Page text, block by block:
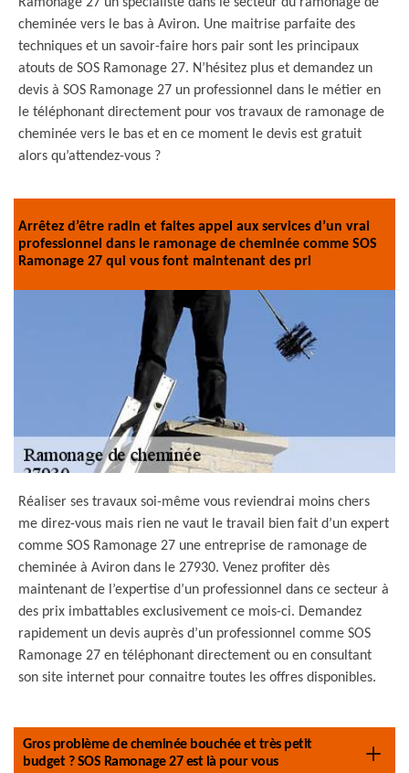
cheminée vers le bas à Aviron. Une maitrise parfaite des
techniques et un savoir-faire hors pair sont les principaux
atouts de SOS Ramonage 27. N’hésitez plus et demandez un
devis à SOS Ramonage 27 un professionnel dans le métier en
le téléphonant directement pour vos travaux de ramonage de
cheminée vers le bas et en ce moment le devis est gratuit
alors qu’attendez-vous ?
Arrêtez d’être radin et faites appel aux services d’un vrai
professionnel dans le ramonage de cheminée comme SOS
Ramonage 27 qui vous font maintenant des pri
Réaliser ses travaux soi-même vous reviendrai moins chers
me direz-vous mais rien ne vaut le travail bien fait d’un expert
comme SOS Ramonage 27 une entreprise de ramonage de
cheminée à Aviron dans le 27930. Venez profiter dès
maintenant de l’expertise d’un professionnel dans ce secteur à
des prix imbattables exclusivement ce mois-ci. Demandez
rapidement un devis auprès d’un professionnel comme SOS
Ramonage 27 en téléphonant directement ou en consultant
son site internet pour connaitre toutes les offres disponibles.
Gros problème de cheminée bouchée et très petit
budget ? SOS Ramonage 27 est là pour vous